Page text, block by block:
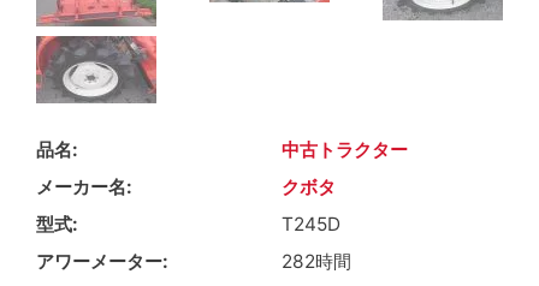
品名
中古トラクター
メーカー名
クボタ
型式
T245D
アワーメーター
282時間